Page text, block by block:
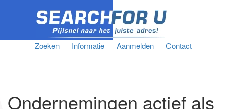
Zoeken Informatie Aanmelden Contact
Ondernemingen actief als